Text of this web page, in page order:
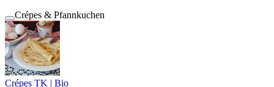
Crépes & Pfannkuchen
Crépes TK | Bio